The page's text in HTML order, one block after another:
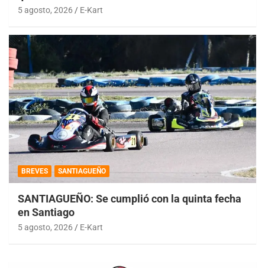
5 agosto, 2026 E-Kart
BREVES SANTIAGUEÑO
SANTIAGUEÑO: Se cumplió con la quinta fecha
en Santiago
5 agosto, 2026 E-Kart